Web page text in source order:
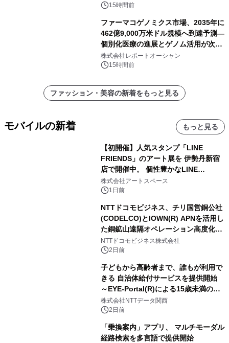
く活用可能
15時間前
ファーマコゲノミクス市場、2035年に
462億9,000万米ドル規模へ到達予測―
個別化医療の進展とゲノム活用が次世
代ヘルスケア投資を加速
株式会社レポートオーシャン
15時間前
ファッション・美容の新着をもっと見る
モバイルの新着 もっと見る
【初開催】人気スタンプ「LINE
FRIENDS」のアート展を 伊勢丹新宿
店で開催中。 個性豊かなLINE
FRIENDSの仲間たちが インテリアア
ートとして新たな魅力を発信。
株式会社アートスペース
1日前
NTTドコモビジネス、チリ国営銅公社
(CODELCO)とIOWN(R) APNを活用し
た銅鉱山遠隔オペレーション高度化に
向けた調査・実証を開始
NTTドコモビジネス株式会社
2日前
子どもから高齢者まで、誰もが利用で
きる 自治体給付サービスを提供開始
～EYE-Portal(R)による15歳未満の本
人認証と デジタルデバイド対策で実現
～
株式会社NTTデータ関西
2日前
「乗換案内」アプリ、 マルチモーダル
経路検索を多言語で提供開始